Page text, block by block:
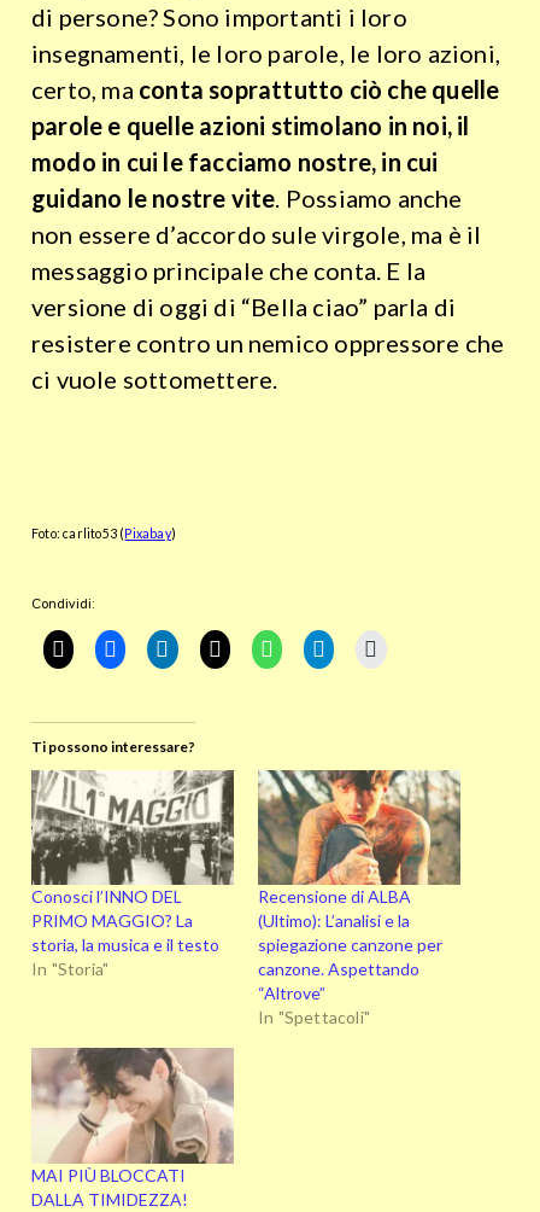
di persone? Sono importanti i loro
insegnamenti, le loro parole, le loro azioni,
certo, ma conta soprattutto ciò che quelle
parole e quelle azioni stimolano in noi, il
modo in cui le facciamo nostre, in cui
guidano le nostre vite . Possiamo anche
non essere d’accordo sule virgole, ma è il
messaggio principale che conta. E la
versione di oggi di “Bella ciao” parla di
resistere contro un nemico oppressore che
ci vuole sottomettere.
Foto: carlito53 (Pixabay)
Condividi:
Ti possono interessare?
Conosci l’INNO DEL
PRIMO MAGGIO? La
storia, la musica e il testo
In "Storia"
Recensione di ALBA
(Ultimo): L’analisi e la
spiegazione canzone per
canzone. Aspettando
“Altrove”
In "Spettacoli"
MAI PIÙ BLOCCATI
DALLA TIMIDEZZA!